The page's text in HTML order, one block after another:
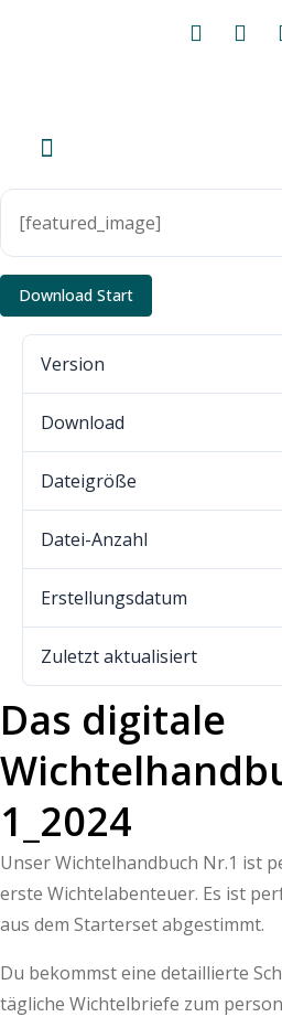
[featured_image]
Download Start
Version
Download
Dateigröße
Datei-Anzahl
Erstellungsdatum
Zuletzt aktualisiert
Das digitale
1_2024
Unser Wichtelhandbuch Nr.1 ist
erste Wichtelabenteuer. Es ist
aus dem Starterset abgestimmt.
Du bekommst eine detaillierte
tägliche Wichtelbriefe zum